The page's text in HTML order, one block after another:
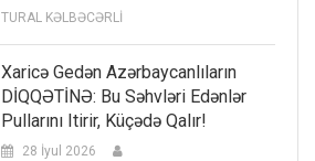
TURAL KƏLBƏCƏRLİ
Xaricə Gedən Azərbaycanlıların
DİQQƏTİNƏ: Bu Səhvləri Edənlər
Pullarını Itirir, Küçədə Qalır!
28 İyul 2026